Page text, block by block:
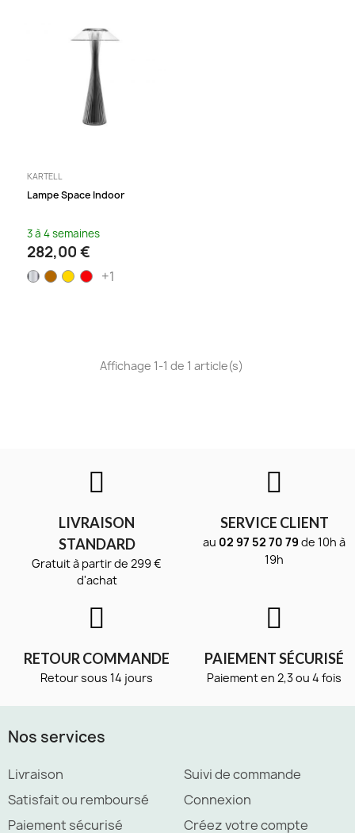
KARTELL
Lampe Space Indoor
3 à 4 semaines
282,00 €
+1
Affichage 1-1 de 1 article(s)
LIVRAISON
STANDARD
Gratuit à partir de 299 €
d'achat
SERVICE CLIENT
au 02 97 52 70 79 de 10h à
19h
RETOUR COMMANDE
Retour sous 14 jours
PAIEMENT SÉCURISÉ
Paiement en 2,3 ou 4 fois
Nos services
Livraison
Satisfait ou remboursé
Paiement sécurisé
Suivi de commande
Connexion
Créez votre compte